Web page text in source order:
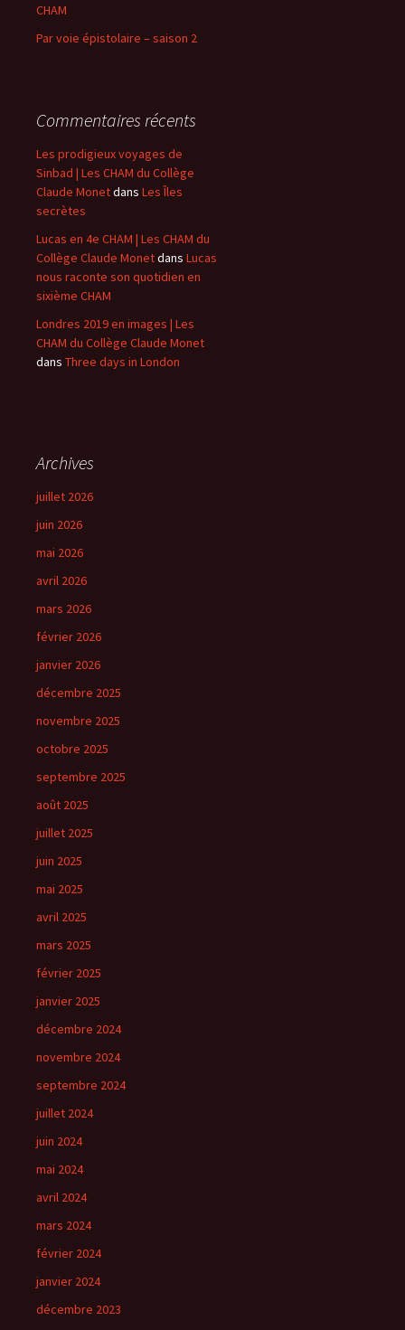
CHAM
Par voie épistolaire – saison 2
Commentaires récents
Les prodigieux voyages de
Sinbad | Les CHAM du Collège
Claude Monetdans Les Îles
secrètes
Lucas en 4e CHAM | Les CHAM du
Collège Claude Monetdans Lucas
nous raconte son quotidien en
sixième CHAM
Londres 2019 en images | Les
CHAM du Collège Claude Monet
dans Three days in London
Archives
juillet 2026
juin 2026
mai 2026
avril 2026
mars 2026
février 2026
janvier 2026
décembre 2025
novembre 2025
octobre 2025
septembre 2025
août 2025
juillet 2025
juin 2025
mai 2025
avril 2025
mars 2025
février 2025
janvier 2025
décembre 2024
novembre 2024
septembre 2024
juillet 2024
juin 2024
mai 2024
avril 2024
mars 2024
février 2024
janvier 2024
décembre 2023